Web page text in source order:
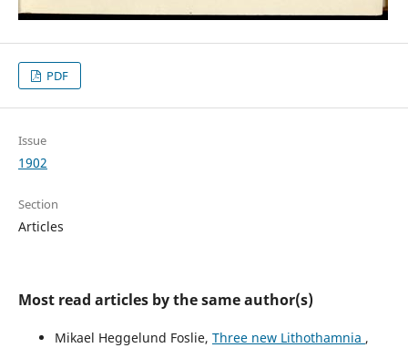
PDF
Issue
1902
Section
Articles
Most read articles by the same author(s)
Mikael Heggelund Foslie, Three new Lithothamnia ,